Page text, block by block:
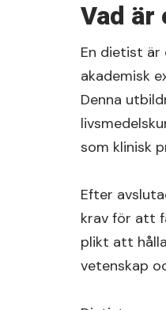
Vad är
En dietist är
akademisk
Denna
som klinisk
Efter
krav för att
plikt att
vetenskap